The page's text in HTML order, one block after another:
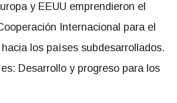
y EEUU emprendieron el
Internacional para el
los países subdesarrollados.
Desarrollo y progreso para los